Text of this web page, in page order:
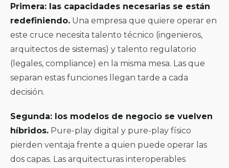
Primera: las capacidades necesarias se están
redefiniendo. Una empresa que quiere operar en
este cruce necesita talento técnico (ingenieros,
arquitectos de sistemas) y talento regulatorio
(legales, compliance) en la misma mesa. Las que
separan estas funciones llegan tarde a cada
decisión.
Segunda: los modelos de negocio se vuelven
híbridos. Pure-play digital y pure-play físico
pierden ventaja frente a quien puede operar las
dos capas. Las arquitecturas interoperables